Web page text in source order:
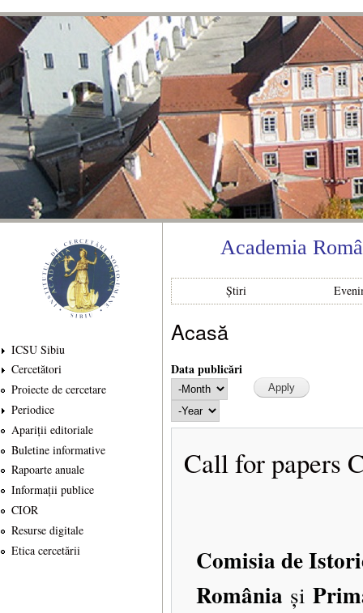
ICSU Sibiu
Cercetători
Proiecte de cercetare
Periodice
Apariții editoriale
Buletine informative
Rapoarte anuale
Informații publice
CIOR
Resurse digitale
Etica cercetării
Academia
Știri
Eşti aici
Acasă
Data publicări
Data publicări
Month
Year
Call for papers
Comisia de
România și